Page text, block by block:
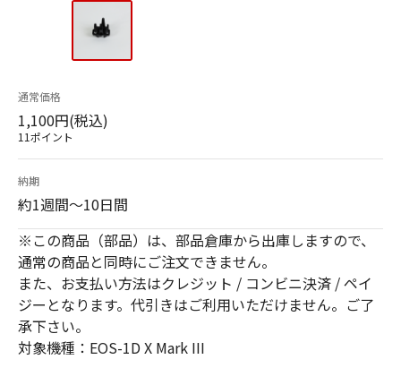
通常価格
1,100円(税込)
11ポイント
納期
約1週間～10日間
※この商品（部品）は、部品倉庫から出庫しますので、
通常の商品と同時にご注文できません。
また、お支払い方法はクレジット / コンビニ決済 / ペイ
ジーとなります。代引きはご利用いただけません。ご了
承下さい。
対象機種：EOS-1D X Mark III